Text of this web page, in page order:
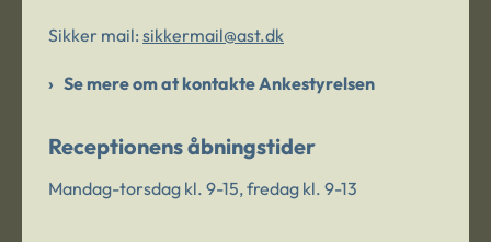
Sikker mail: sikkermail@ast.dk
Se mere om at kontakte Ankestyrelsen
Receptionens åbningstider
Mandag-torsdag kl. 9-15, fredag kl. 9-13